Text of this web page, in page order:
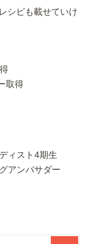
シピも載せていけ
取得
ィスト4期生
アンバサダー